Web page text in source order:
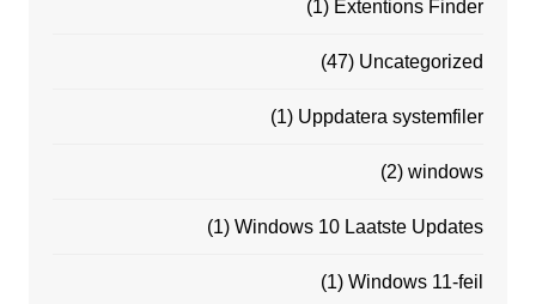
Extentions Finder
(1)
Uncategorized
(47)
Uppdatera systemfiler
(1)
windows
(2)
Windows 10 Laatste Updates
(1)
Windows 11-feil
(1)